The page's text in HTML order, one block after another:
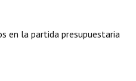
en la partida presupuestaria